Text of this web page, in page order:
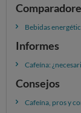
Bebidas
Informes
Cafeína:
Consejos
Cafeína, pros y